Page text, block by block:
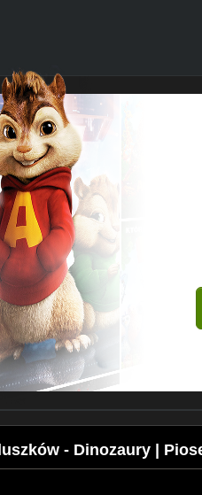
- Dinozaury |